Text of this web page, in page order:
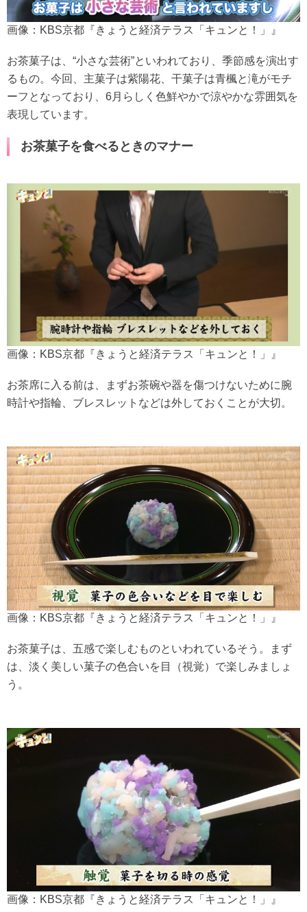
画像：KBS京都『きょうと経済テラス「キュンと！」』
お茶菓子は、“小さな芸術”といわれており、季節感を演出す
るもの。今回、主菓子は紫陽花、干菓子は青楓と滝がモチ
ーフとなっており、6月らしく色鮮やかで涼やかな雰囲気を
表現しています。
お茶菓子を食べるときのマナー
画像：KBS京都『きょうと経済テラス「キュンと！」』
お茶席に入る前は、まずお茶碗や器を傷つけないために腕
時計や指輪、ブレスレットなどは外しておくことが大切。
画像：KBS京都『きょうと経済テラス「キュンと！」』
お茶菓子は、五感で楽しむものといわれているそう。まず
は、淡く美しい菓子の色合いを目（視覚）で楽しみましょ
う。
画像：KBS京都『きょうと経済テラス「キュンと！」』